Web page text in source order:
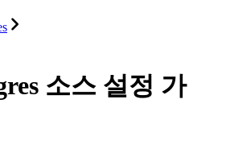
소스 설정 가